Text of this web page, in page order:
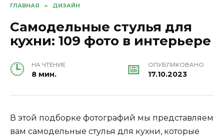
ГЛАВНАЯ » ДИЗАЙН
Самодельные стулья для
кухни: 109 фото в интерьере
НА ЧТЕНИЕ
8 мин.
ОПУБЛИКОВАНО
17.10.2023
В этой подборке фотографий мы представляем
вам самодельные стулья для кухни, которые